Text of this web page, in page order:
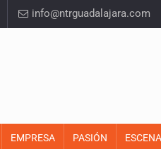
info@ntrguadalajara.com
EMPRESA PASIÓN